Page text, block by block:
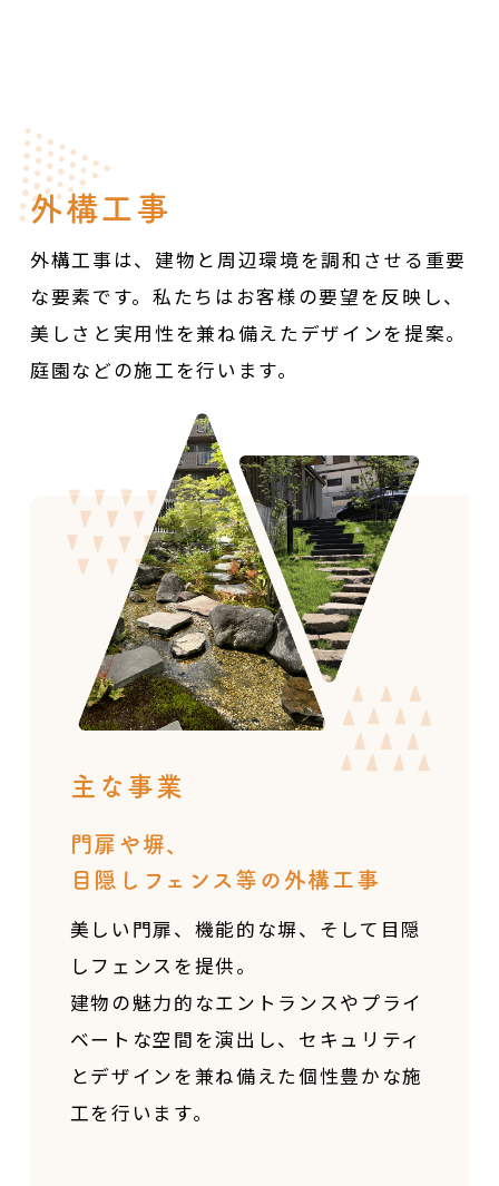
外構工事
外構工事は、建物と周辺環境を調和させる重要
な要素です。 私たちはお客様の要望を反映し、
美しさと実用性を兼ね備えたデザインを提案。
庭園などの施工を行います。
主な事業
門扉や塀、
目隠しフェンス等の外構工事
美しい門扉、機能的な塀、そして目隠
しフェンスを提供。
建物の魅力的なエントランスやプライ
ベートな空間を演出し、セキュリティ
とデザインを兼ね備えた個性豊かな施
工を行います。